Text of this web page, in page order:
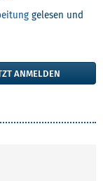
gelesen und
ANMELDEN